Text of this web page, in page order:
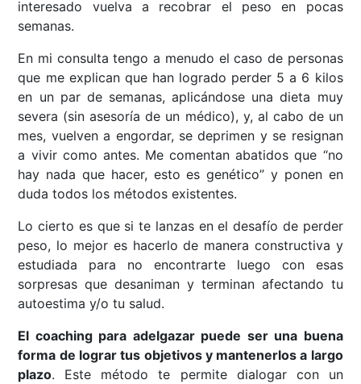
interesado vuelva a recobrar el peso en pocas
semanas.
En mi consulta tengo a menudo el caso de personas
que me explican que han logrado perder 5 a 6 kilos
en un par de semanas, aplicándose una dieta muy
severa (sin asesoría de un médico), y, al cabo de un
mes, vuelven a engordar, se deprimen y se resignan
a vivir como antes. Me comentan abatidos que “no
hay nada que hacer, esto es genético” y ponen en
duda todos los métodos existentes.
Lo cierto es que si te lanzas en el desafío de perder
peso, lo mejor es hacerlo de manera constructiva y
estudiada para no encontrarte luego con esas
sorpresas que desaniman y terminan afectando tu
autoestima y/o tu salud.
El coaching para adelgazar puede ser una buena
forma de lograr tus objetivos y mantenerlos a largo
plazo. Este método te permite dialogar con un